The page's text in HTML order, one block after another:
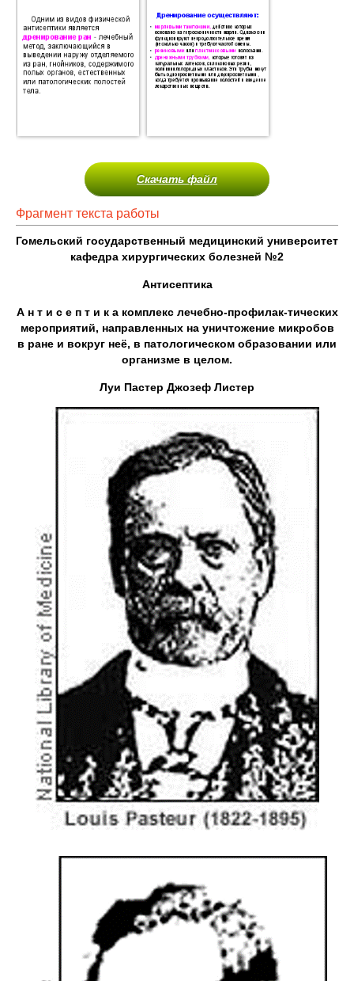
Скачать файл
Фрагмент текста работы
Гомельский государственный медицинский университет
кафедра хирургических болезней №2
Антисептика
А н т и с е п т и к а комплекс лечебно-профилак-тических
мероприятий, направленных на уничтожение микробов
в ране и вокруг неё, в патологическом образовании или
организме в целом.
Луи Пастер Джозеф Листер